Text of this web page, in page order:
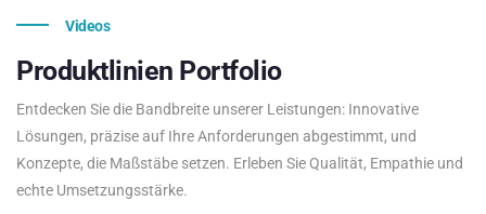
Videos
Produktlinien Portfolio
Entdecken Sie die Bandbreite unserer Leistungen: Innovative
Lösungen, präzise auf Ihre Anforderungen abgestimmt, und
Konzepte, die Maßstäbe setzen. Erleben Sie Qualität, Empathie und
echte Umsetzungsstärke.